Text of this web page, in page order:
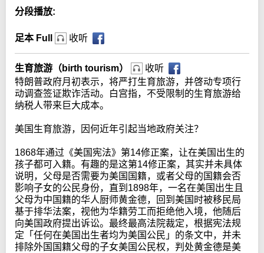
分段播放:
足本 Full 收听
生育旅游（birth tourism）
收听
特朗普政府月初表示，将严打生育旅游，并啓动专项行
动调查签证欺诈活动。白宫指，不受限制的生育旅游给
纳税人带来巨大成本。
美国生育旅游，因何近年引起当地政府关注？
1868年通过《美国宪法》第14修正案，让在美国出生的
孩子都可入籍。有趣的是这第14修正案，其实并未具体
说明，父母是否需要为美国国籍，或者父母的国籍会否
影响子女的公民身份，直到1898年，一名在美国出生且
父母为中国籍的华人厨师黄金德，回到美国时被移民局
基于排华法案，视他为华籍劳工而拒绝他入境，他随后
向美国政府提出诉讼。最终最高法院裁定，根据宪法规
定「任何在美国出生者均为美国公民」的条文中，并未
排除外国国籍父母的子女美国公民权，判处黄金德是美